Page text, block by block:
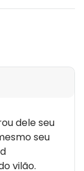
dele seu
seu
vilão.